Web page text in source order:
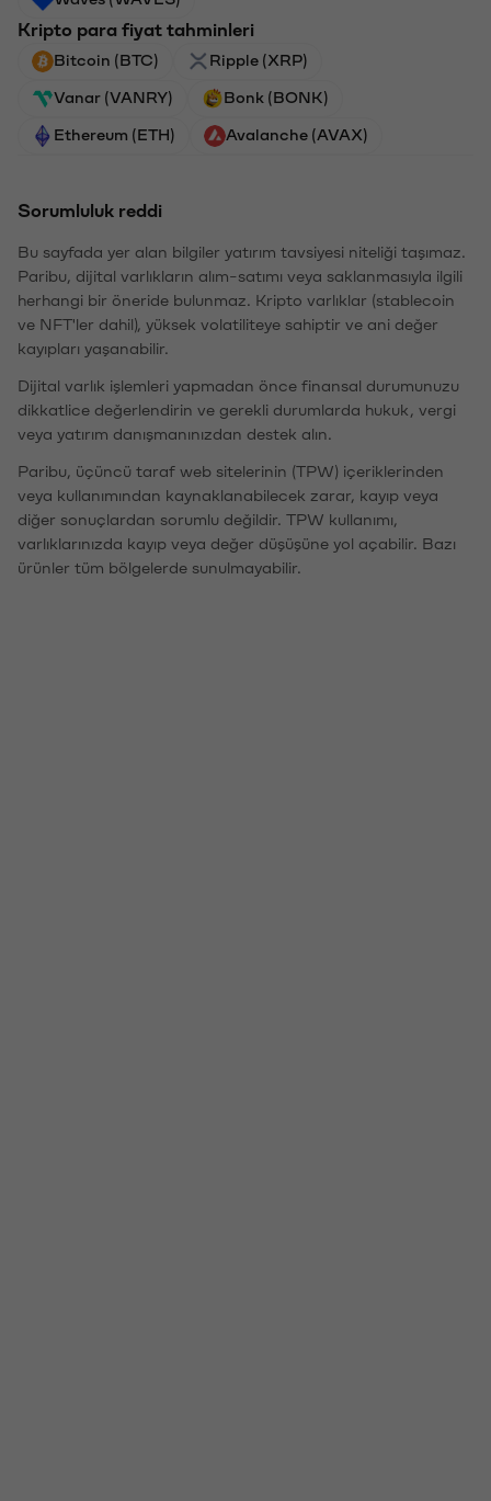
Kripto para fiyat tahminleri
Bitcoin (BTC) Ripple (XRP)
Vanar (VANRY) Bonk (BONK)
Ethereum (ETH) Avalanche (AVAX)
Sorumluluk reddi
Bu sayfada yer alan bilgiler yatırım tavsiyesi niteliği taşımaz.
Paribu, dijital varlıkların alım-satımı veya saklanmasıyla ilgili
herhangi bir öneride bulunmaz. Kripto varlıklar (stablecoin
ve NFT'ler dahil), yüksek volatiliteye sahiptir ve ani değer
kayıpları yaşanabilir.
Dijital varlık işlemleri yapmadan önce finansal durumunuzu
dikkatlice değerlendirin ve gerekli durumlarda hukuk, vergi
veya yatırım danışmanınızdan destek alın.
Paribu, üçüncü taraf web sitelerinin (TPW) içeriklerinden
veya kullanımından kaynaklanabilecek zarar, kayıp veya
diğer sonuçlardan sorumlu değildir. TPW kullanımı,
varlıklarınızda kayıp veya değer düşüşüne yol açabilir. Bazı
ürünler tüm bölgelerde sunulmayabilir.